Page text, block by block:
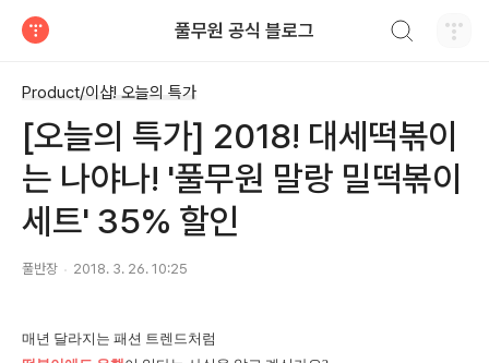
풀무원 공식 블로그
Product/이샵! 오늘의 특가
[오늘의 특가] 2018! 대세떡볶이
는 나야나! '풀무원 말랑 밀떡볶이
세트' 35% 할인
풀반장 2018. 3. 26. 10:25
매년 달라지는 패션 트렌드처럼